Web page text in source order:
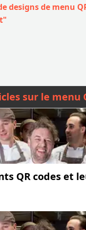
designs de menu
sur le menu
QR codes et